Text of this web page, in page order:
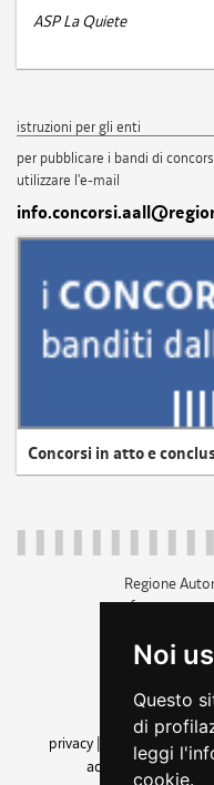
Noi
Questo
di
leggi
cookie.
ASP La Quiete
istruzioni per gli enti
per pubblicare i bandi di
utilizzare l'e-mail
Concorsi in atto e
Regione
c.f.
privacy
cookie |note legali
accessibilità|